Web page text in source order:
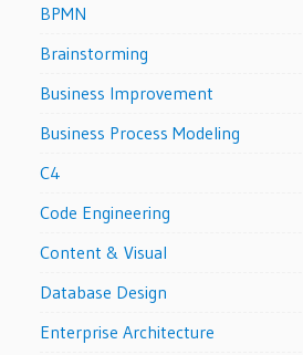
BPMN
Brainstorming
Business Improvement
Business Process Modeling
C4
Code Engineering
Content & Visual
Database Design
Enterprise Architecture